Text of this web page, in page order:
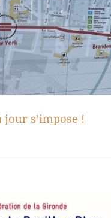
jour s’impose !